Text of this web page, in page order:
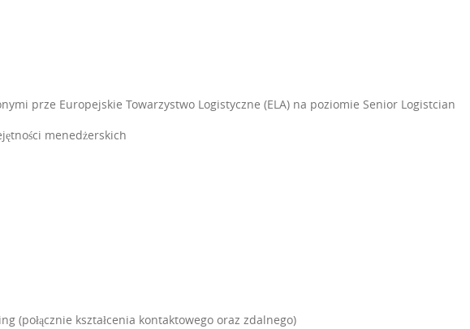
prze Europejskie Towarzystwo Logistyczne (ELA) na poziomie Senior Logistcian
menedżerskich
(połącznie kształcenia kontaktowego oraz zdalnego)